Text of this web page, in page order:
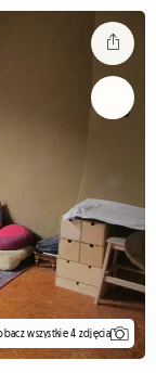
wszystkie 4 zdjęcia